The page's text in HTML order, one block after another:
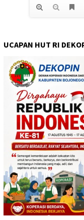
UCAPAN HUT RI